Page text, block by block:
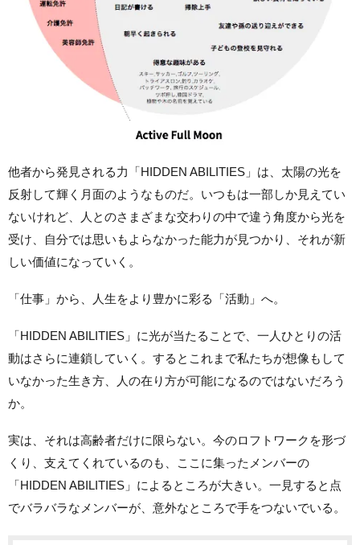
他者から発見される力「HIDDEN ABILITIES」は、太陽の光を
反射して輝く月面のようなものだ。いつもは一部しか見えてい
ないけれど、人とのさまざまな交わりの中で違う角度から光を
受け、自分では思いもよらなかった能力が見つかり、それが新
しい価値になっていく。
「仕事」から、人生をより豊かに彩る「活動」へ。
「HIDDEN ABILITIES」に光が当たることで、一人ひとりの活
動はさらに連鎖していく。するとこれまで私たちが想像もして
いなかった生き方、人の在り方が可能になるのではないだろう
か。
実は、それは高齢者だけに限らない。今のロフトワークを形づ
くり、支えてくれているのも、ここに集ったメンバーの
「HIDDEN ABILITIES」によるところが大きい。一見すると点
でバラバラなメンバーが、意外なところで手をつないでいる。